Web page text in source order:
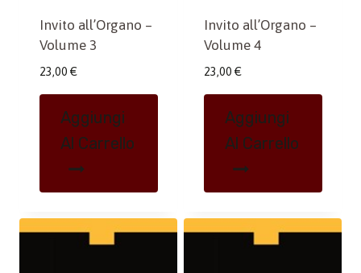
Invito all’Organo –
Volume 3
23,00 €
Aggiungi
Al Carrello
Invito all’Organo –
Volume 4
23,00 €
Aggiungi
Al Carrello